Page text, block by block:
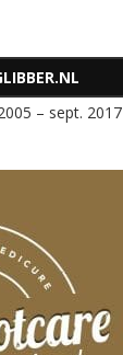
– sept. 2017